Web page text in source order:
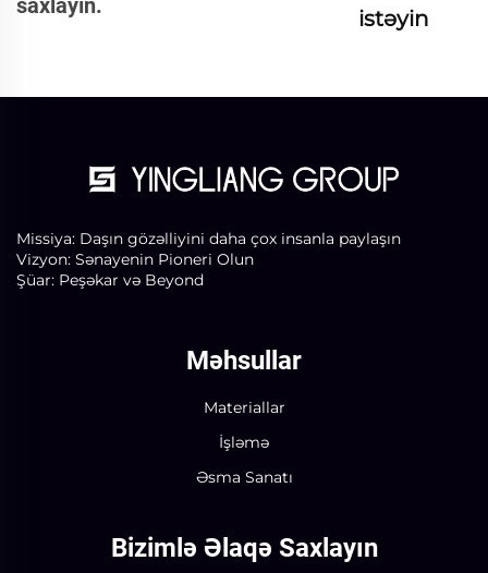
saxlayın.
istəyin
Missiya: Daşın gözəlliyini daha çox insanla paylaşın
Vizyon: Sənayenin Pioneri Olun
Şüar: Peşəkar və Beyond
Məhsullar
Materiallar
İşləmə
Əsma Sanatı
Bizimlə Əlaqə Saxlayın